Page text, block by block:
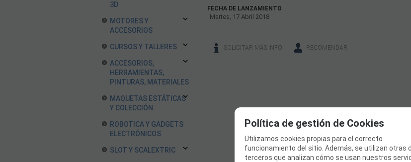
3D
MOTORES Y
ACCESORIOS
CURSOS Y TALLERES
ACCESORIOS,
HERRAMIENTAS,
PINTURAS, MATERIALES
MAQUETAS ESTÁTICAS
Y COLECCIÓN
ROBOTICA Y GADGETS
ELECTRÓNICOS
SLOT Y SCALEXTRIC
FECHA DE LANZAMIENTO
Martes, 17 Abril 2018
SOLICITAR MÁS INFO RECOMENDAR
Política de gestión de Cookies
Utilizamos cookies propias para el correcto
funcionamiento del sitio. Además, se utilizan otras
terceros que analizan cómo se usan nuestros